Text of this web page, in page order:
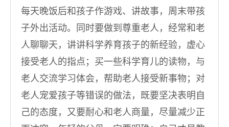
每天晚饭后和孩子作游戏、讲故事，周末带孩
子外出活动。同时要做到尊重老人，经常和老
人聊聊天，讲讲科学养育孩子的新经验，虚心
接受老人的指点；买一些科学育儿的读物，与
老人交流学习体会，帮助老人接受新事物；对
老人宠爱孩子等错误的做法，既要坚决表明自
己的态度，又要耐心和老人商量，尽量减少正